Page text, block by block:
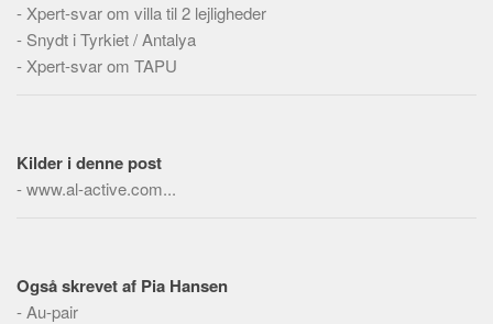
Aspekter
Køb og salg
Skatter og afgifter
Statistik
Meta
- Xpert-svar om villa til 2 lejligheder
- Snydt i Tyrkiet / Antalya
- Xpert-svar om TAPU
Kilder i denne post
-www.al-active.com...
Også skrevet af Pia Hansen
-Au-pair